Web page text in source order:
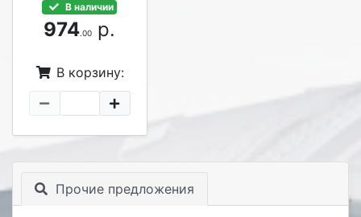
В наличии
974.00 р.
В корзину:
Прочие предложения